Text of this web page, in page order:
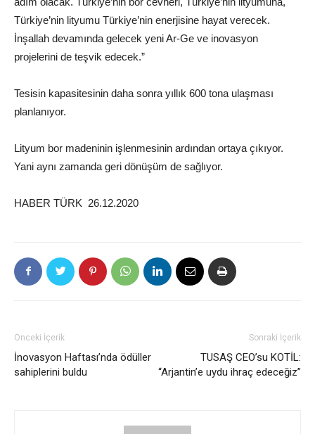
Türkiye’nin lityumu Türkiye’nin enerjisine hayat verecek.
İnşallah devamında gelecek yeni Ar-Ge ve inovasyon
projelerini de teşvik edecek.”
Tesisin kapasitesinin daha sonra yıllık 600 tona ulaşması
planlanıyor.
Lityum bor madeninin işlenmesinin ardından ortaya çıkıyor.
Yani aynı zamanda geri dönüşüm de sağlıyor.
HABER TÜRK 26.12.2020
Önceki İçerik
İnovasyon Haftası’nda ödüller
sahiplerini buldu
Sonraki İçerik
TUSAŞ CEO’su KOTİL:
“Arjantin’e uydu ihraç edeceğiz”